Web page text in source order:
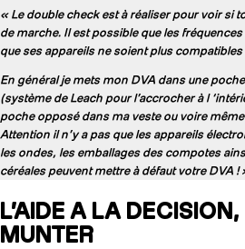
« Le double check est à réaliser pour voir si
de marche. Il est possible que les
que ses appareils ne soient plus
En général je mets mon DVA dans une
(système de Leach pour l’accrocher à l
poche opposé dans ma veste ou voire
Attention il n’y a pas que les appareils
les ondes, les emballages des compotes
céréales peuvent mettre à défaut votre DVA !
L’AIDE A LA
MUNTER